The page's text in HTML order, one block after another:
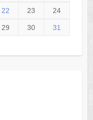
22 23 24
29 30
31